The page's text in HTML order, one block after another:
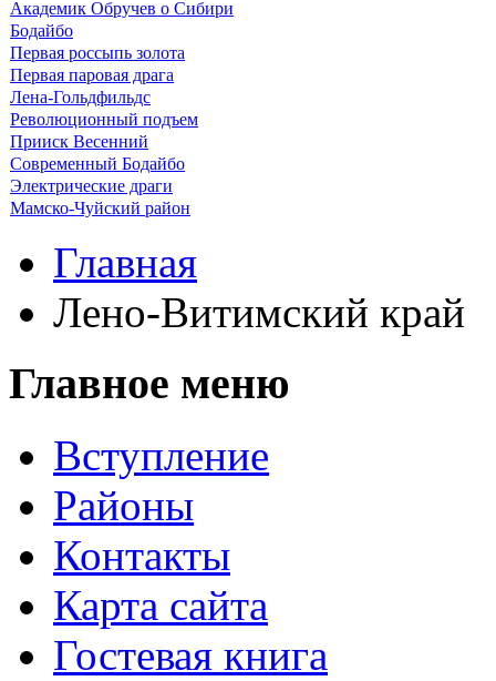
Академик Обручев о Сибири
Бодайбо
Первая россыпь золота
Первая паровая драга
Лена-Гольдфильдс
Революционный подъем
Прииск Весенний
Современный Бодайбо
Электрические драги
Мамско-Чуйский район
Главная
Лено-Витимский край
Главное меню
Вступление
Районы
Контакты
Карта сайта
Гостевая книга